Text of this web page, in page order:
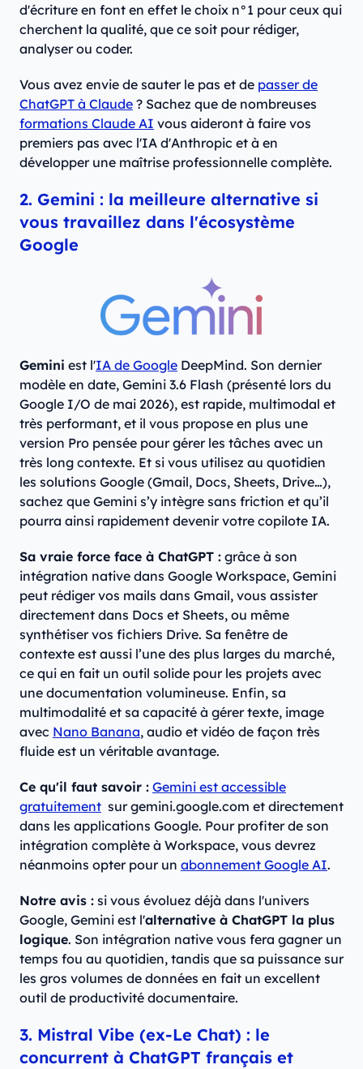
d'écriture en font en effet le choix n°1 pour ceux qui
cherchent la qualité, que ce soit pour rédiger,
analyser ou coder.
Vous avez envie de sauter le pas et de passer de
ChatGPT à Claude ? Sachez que de nombreuses
formations Claude AI vous aideront à faire vos
premiers pas avec l'IA d'Anthropic et à en
développer une maîtrise professionnelle complète.
2. Gemini : la meilleure alternative si
vous travaillez dans l'écosystème
Google
Gemini est l'IA de Google DeepMind. Son dernier
modèle en date, Gemini 3.6 Flash (présenté lors du
Google I/O de mai 2026), est rapide, multimodal et
très performant, et il vous propose en plus une
version Pro pensée pour gérer les tâches avec un
très long contexte. Et si vous utilisez au quotidien
les solutions Google (Gmail, Docs, Sheets, Drive…),
sachez que Gemini s’y intègre sans friction et qu’il
pourra ainsi rapidement devenir votre copilote IA.
Sa vraie force face à ChatGPT : grâce à son
intégration native dans Google Workspace, Gemini
peut rédiger vos mails dans Gmail, vous assister
directement dans Docs et Sheets, ou même
synthétiser vos fichiers Drive. Sa fenêtre de
contexte est aussi l’une des plus larges du marché,
ce qui en fait un outil solide pour les projets avec
une documentation volumineuse. Enfin, sa
multimodalité et sa capacité à gérer texte, image
avec Nano Banana, audio et vidéo de façon très
fluide est un véritable avantage.
Ce qu'il faut savoir : Gemini est accessible
gratuitement sur gemini.google.com et directement
dans les applications Google. Pour profiter de son
intégration complète à Workspace, vous devrez
néanmoins opter pour un abonnement Google AI.
Notre avis : si vous évoluez déjà dans l'univers
Google, Gemini est l'alternative à ChatGPT la plus
logique. Son intégration native vous fera gagner un
temps fou au quotidien, tandis que sa puissance sur
les gros volumes de données en fait un excellent
outil de productivité documentaire.
3. Mistral Vibe (ex-Le Chat) : le
concurrent à ChatGPT français et